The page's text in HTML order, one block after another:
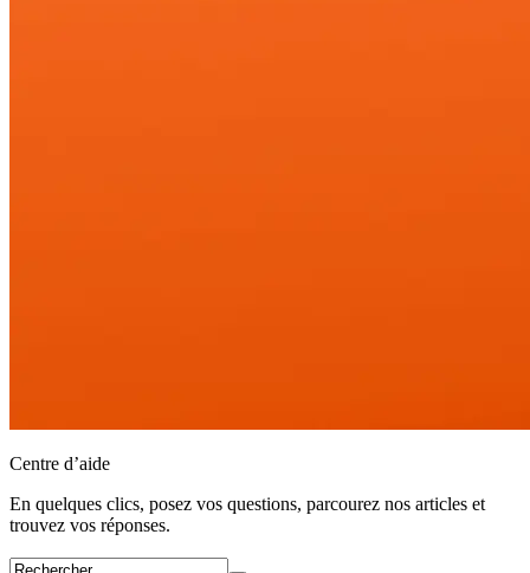
Centre d’aide
En quelques clics, posez vos questions, parcourez nos articles et
trouvez vos réponses.